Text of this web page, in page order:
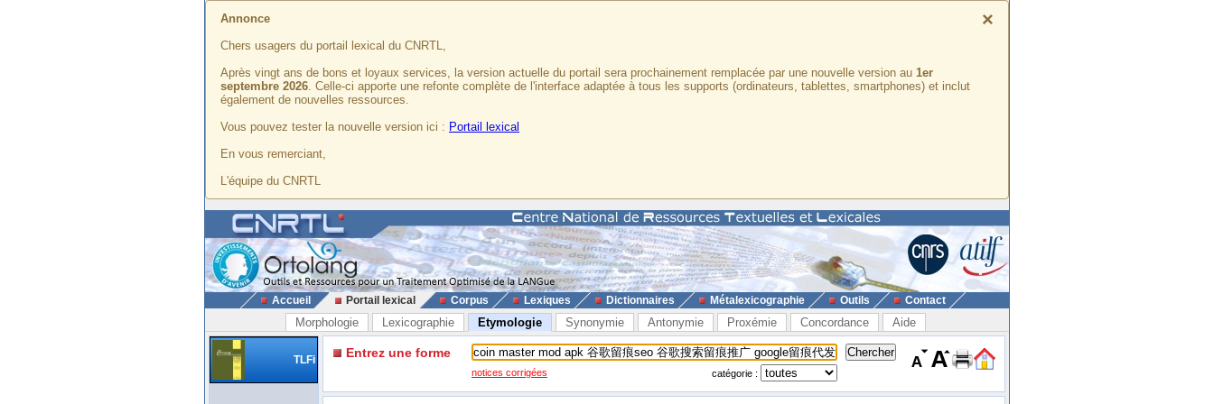
×
Annonce
Chers usagers du portail lexical du CNRTL,
Après vingt ans de bons et loyaux services, la version actuelle du portail sera prochainement remplacée par une nouvelle version au 1er
septembre 2026. Celle-ci apporte une refonte complète de l'interface adaptée à tous les supports (ordinateurs, tablettes, smartphones) et inclut
également de nouvelles ressources.
Vous pouvez tester la nouvelle version ici : Portail lexical
En vous remerciant,
L'équipe du CNRTL
Accueil Portail lexical Corpus Lexiques Dictionnaires Métalexicographie Outils Contact
Morphologie Lexicographie Etymologie Synonymie Antonymie Proxémie Concordance Aide
TLFi Entrez une forme
notices corrigées catégorie :